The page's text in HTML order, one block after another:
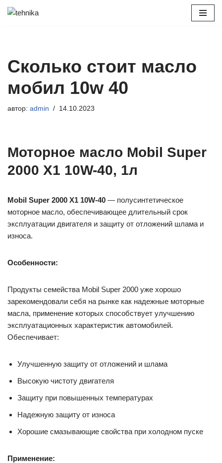
Сколько стоит масло
мобил 10w 40
автор: admin 14.10.2023
Моторное масло Mobil Super
2000 X1 10W-40, 1л
Mobil Super 2000 X1 10W-40 — полусинтетическое
моторное масло, обеспечивающее длительный срок
эксплуатации двигателя и защиту от отложений шлама и
износа.
Особенности:
Продукты семейства Mobil Super 2000 уже хорошо
зарекомендовали себя на рынке как надежные моторные
масла, применение которых способствует улучшению
эксплуатационных характеристик автомобилей.
Обеспечивает:
Улучшенную защиту от отложений и шлама
Высокую чистоту двигателя
Защиту при повышенных температурах
Надежную защиту от износа
Хорошие смазывающие свойства при холодном пуске
Применение: